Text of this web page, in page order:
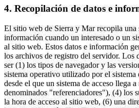
4. Recopilación de datos e
El sitio web de Sierra y Mar recopila una
información cuando un interesado o un
al sitio web. Estos datos e información
los archivos de registro del servidor. Los
ser (1) los tipos de navegador y las
sistema operativo utilizado por el
desde el que un sistema de acceso llega
denominados "referenciadores"), (4) los
la hora de acceso al sitio web, (6) una